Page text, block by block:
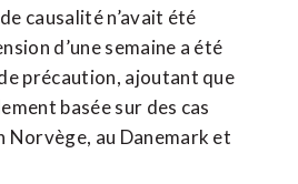
causalité n’avait été
d’une semaine a été
précaution, ajoutant que
basée sur des cas
Norvège, au Danemark et